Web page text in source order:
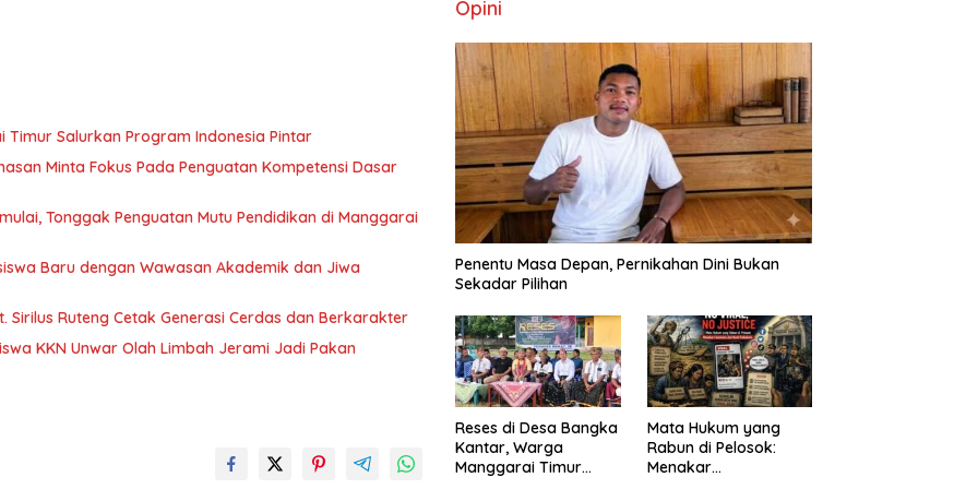
Timur Salurkan Program Indonesia Pintar
Minta Fokus Pada Penguatan Kompetensi Dasar
Tonggak Penguatan Mutu Pendidikan di Manggarai
Baru dengan Wawasan Akademik dan Jiwa
Sirilus Ruteng Cetak Generasi Cerdas dan Berkarakter
KKN Unwar Olah Limbah Jerami Jadi Pakan
Opini
Penentu Masa Depan, Pernikahan Dini Bukan
Sekadar Pilihan
Reses di Desa Bangka
Kantar, Warga
Manggarai Timur
Mata Hukum yang
Rabun di Pelosok:
Menakar